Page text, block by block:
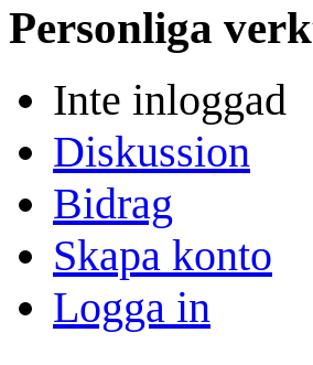
Personliga
Inte inloggad
Diskussion
Bidrag
Skapa konto
Logga in